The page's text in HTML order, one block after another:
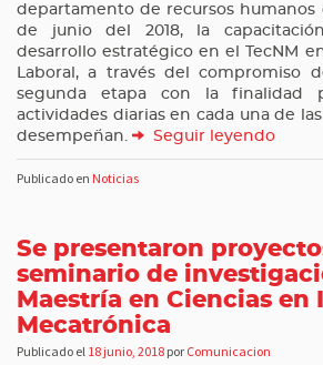
departamento de recursos humanos
de junio del 2018, la
desarrollo estratégico en el TecNM
Laboral, a través del compromiso
segunda etapa con la finalidad
actividades diarias en cada una de
desempeñan.
Seguir leyendo
Publicado en Noticias
Se presentaron
seminario de
Maestría en Ciencias en
Mecatrónica
Publicado el 18 junio, 2018 por Comunicacion